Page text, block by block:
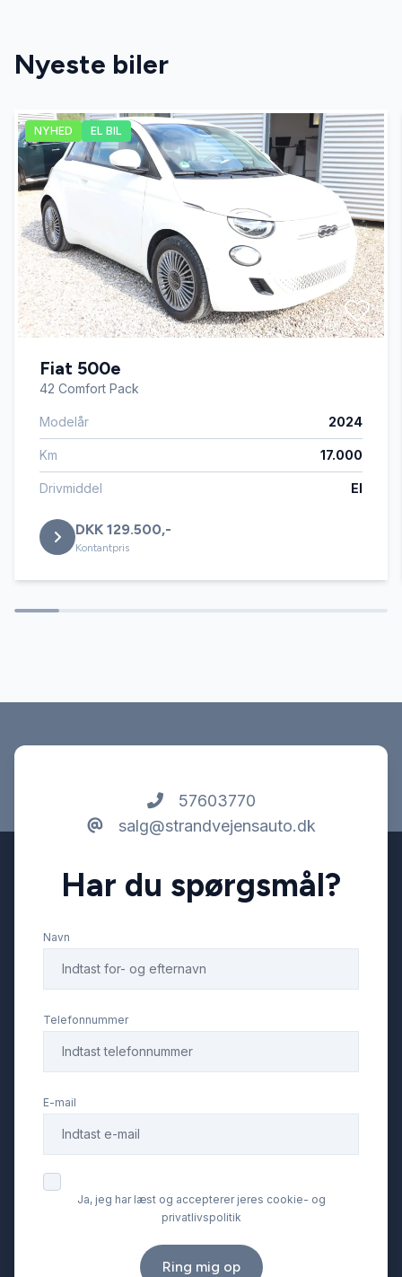
El-ruder
El-spejle
Fartpilot
Fjernbetjent centrallås
Fuldautomatisk klimaanlæg
Højdejusterbart førersæde
Infocenter
Isofix
Kørecomputer
Startspærre
Stofsæder
Sædevarme
USB tilslutning
Nyeste biler
NYHED EL BIL
Fiat 500e
42 Comfort Pack
Modelår 2024
Km 17.000
Drivmiddel El
DKK 129.500,-
Kontantpris
57603770
salg@strandvejensauto.dk
Har du spørgsmål?
Navn
Telefonnummer
E-mail
Ja, jeg har læst og accepterer jeres cookie- og
privatlivspolitik
Ring mig op